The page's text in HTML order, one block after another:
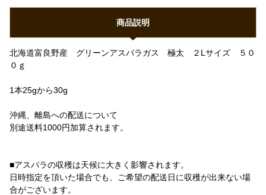
商品説明
北海道富良野産 グリーンアスパラガス 極太 ２Lサイズ ５０
０ｇ
1本25gから30g
沖縄、離島への配送について
別途送料1000円加算されます。
■アスパラの収穫は天候に大きく影響されます。
日時指定を頂いた場合でも、ご希望の配送日に収穫が出来ない場
合がございます。